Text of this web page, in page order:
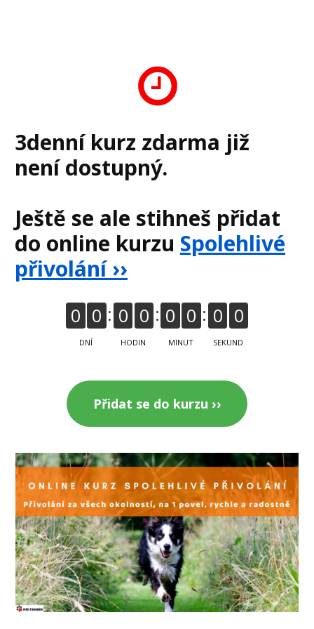
3denní kurz zdarma již
není dostupný.
Ještě se ale stihneš přidat
do online kurzu Spolehlivé
přivolání ››
0 0
DNÍ
0 0
HODIN
0 0
MINUT
0 0
SEKUND
Přidat se do kurzu ››